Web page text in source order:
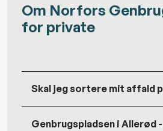
Om Norfors
for private
Skal jeg sortere mit affald
Genbrugspladsen i Allerød